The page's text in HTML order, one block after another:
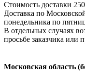
Стоимость доставки
Доставка по
понедельника по
В отдельных случаях
просьбе заказчика или
Московская область